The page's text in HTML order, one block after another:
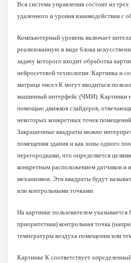
Вся система управления состоит из
удаленного и уровня взаимодействия с
Компьютерный уровень включает
реализованную в виде блока
задачу которого входит обработка
нейросетевой технологии. Картинка и
матрица чисел К могут вводиться
машинный интерфейс (ЧМИ). Картинки
помощью движков слайдеров,
некоторых конкретных точек
Закрашенные квадраты можно
помещения здания и как зоны одного
перегородками, что определяется
конкретным расположением датчиков и
механизмов. Эти квадраты будут
или контрольными точками.
На картинке пользователем указывается
приоритетная) контрольная точка
температуры воздуха помещения или
Картинке К соответствует